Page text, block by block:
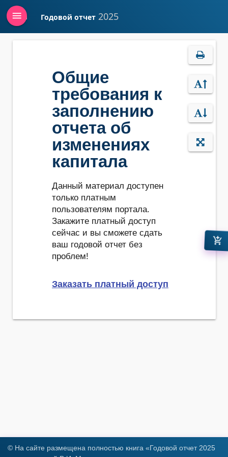
Войти Годовой отчет 2025
menu
Общие
требования к
заполнению
отчета об
изменениях
капитала
Данный материал доступен
только платным
пользователям портала.
Закажите платный доступ
сейчас и вы сможете сдать
ваш годовой отчет без
проблем!
Заказать платный доступ
add_shopping_cart
© На сайте размещена полностью книга «Годовой отчет 2025